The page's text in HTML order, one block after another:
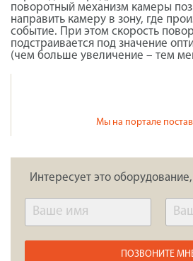
поворотный механизм камеры
направить камеру в зону, где
событие. При этом скорость
подстраивается под значение
(чем больше увеличение – тем
Мы на портале
Интересует это
ПОЗВОНИТЕ